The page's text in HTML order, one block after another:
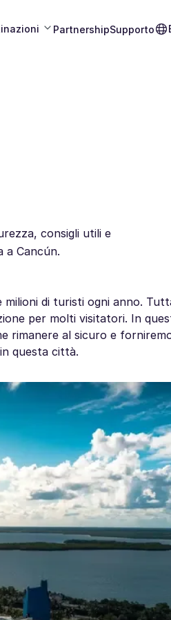
PartnershipSupporto
consigli utili e
a Cancún.
di turisti ogni anno.
per molti visitatori. In
rimanere al sicuro e
questa città.